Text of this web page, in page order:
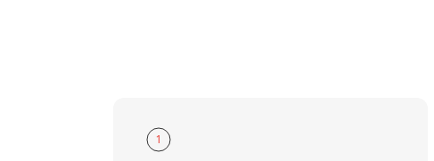
1